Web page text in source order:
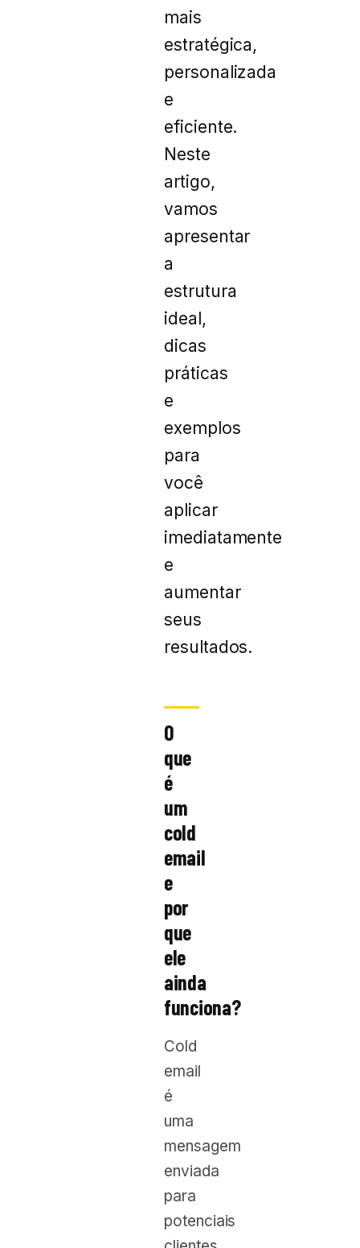
mais
estratégica,
personalizada
e
eficiente.
Neste
artigo,
vamos
apresentar
a
estrutura
ideal,
dicas
práticas
e
exemplos
para
você
aplicar
imediatamente
e
aumentar
seus
resultados.
O
que
é
um
cold
email
e
por
que
ele
ainda
funciona?
Cold
email
é
uma
mensagem
enviada
para
potenciais